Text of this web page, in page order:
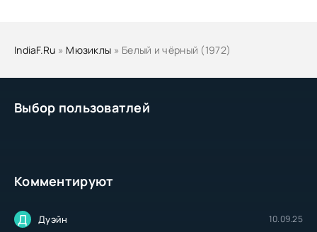
Выбор пользоватлей
Комментируют
Д Дуэйн 10.09.25
IndiaF.Ru » Мюзиклы » Белый и чёрный (1972)